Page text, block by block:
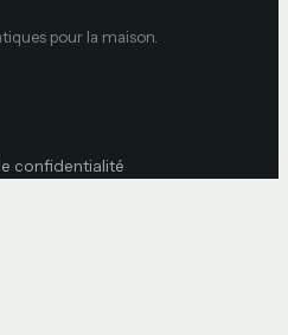
pour la maison.
confidentialité